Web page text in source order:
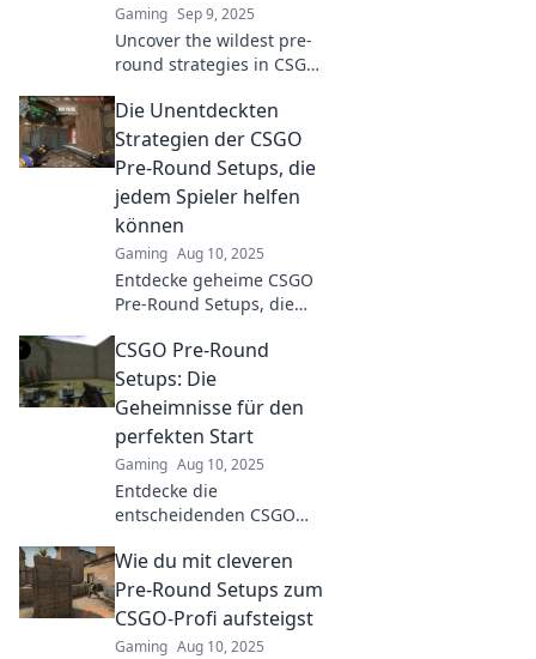
Gaming Sep 9, 2025
Uncover the wildest pre-
round strategies in CSGO!
with these quirky tactics
that leave opponents
baffled!
Die Unentdeckten
Strategien der CSGO
Pre-Round Setups, die
jedem Spieler helfen
können
Gaming Aug 10, 2025
Entdecke geheime CSGO
Pre-Round Setups, die
revolutionieren! Kleiner
Aufwand, großer Erfolg –
jetzt klicken und
CSGO Pre-Round
Setups: Die
Geheimnisse für den
perfekten Start
Gaming Aug 10, 2025
Entdecke die
entscheidenden CSGO
insider Tipps für den
perfekten Start und
dominiere deine Gegner
Wie du mit cleveren
Pre-Round Setups zum
CSGO-Profi aufsteigst
Gaming Aug 10, 2025